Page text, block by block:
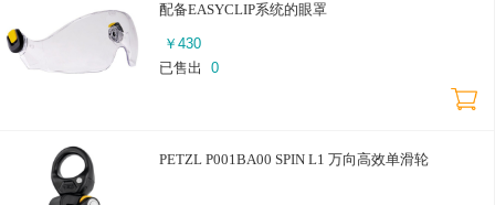
配备EASYCLIP系统的眼罩
￥ 430
已售出
0
PETZL P001BA00 SPIN L1 万向高效单滑轮